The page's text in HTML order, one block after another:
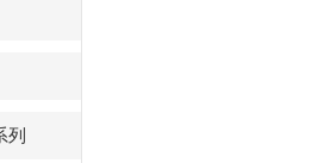
列